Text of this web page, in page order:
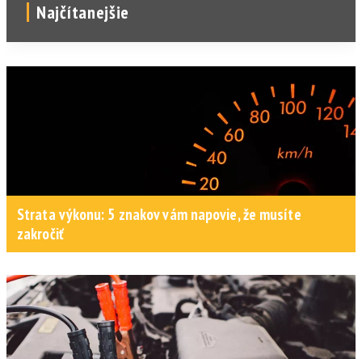
Najčítanejšie
Strata výkonu: 5 znakov vám napovie, že musíte
zakročiť